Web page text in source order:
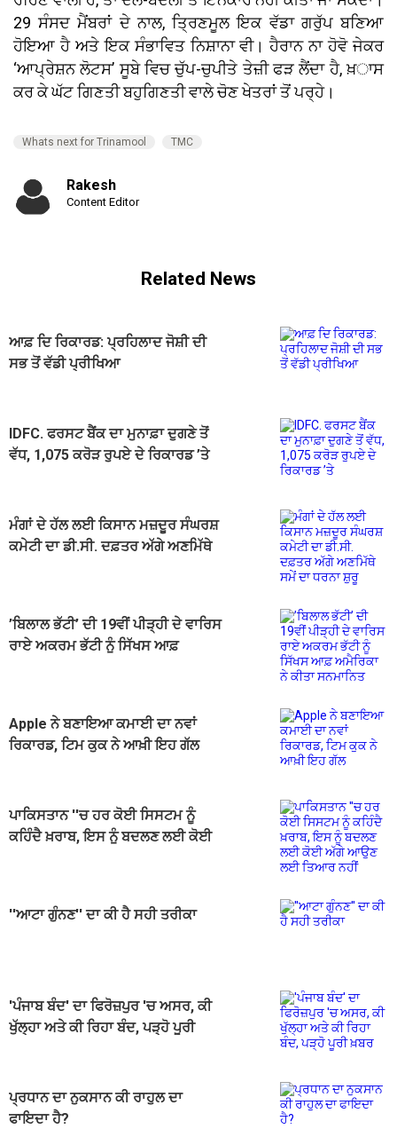
29 ਸੰਸਦ ਮੈਂਬਰਾਂ ਦੇ ਨਾਲ, ਤ੍ਰਿਣਮੂਲ ਇਕ ਵੱਡਾ ਗਰੁੱਪ ਬਣਿਆ
ਹੋਇਆ ਹੈ ਅਤੇ ਇਕ ਸੰਭਾਵਿਤ ਨਿਸ਼ਾਨਾ ਵੀ। ਹੈਰਾਨ ਨਾ ਹੋਵੋ ਜੇਕਰ
‘ਆਪ੍ਰੇਸ਼ਨ ਲੋਟਸ’ ਸੂਬੇ ਵਿਚ ਚੁੱਪ-ਚੁਪੀਤੇ ਤੇਜ਼ੀ ਫੜ ਲੈਂਦਾ ਹੈ, ਖ਼ਾਸ
ਕਰ ਕੇ ਘੱਟ ਗਿਣਤੀ ਬਹੁਗਿਣਤੀ ਵਾਲੇ ਚੋਣ ਖੇਤਰਾਂ ਤੋਂ ਪਰ੍ਹੇ।
Whats next for Trinamool TMC
Rakesh
Content Editor
Related News
ਆਫ਼ ਦਿ ਰਿਕਾਰਡ: ਪ੍ਰਹਿਲਾਦ ਜੋਸ਼ੀ ਦੀ
ਸਭ ਤੋਂ ਵੱਡੀ ਪ੍ਰੀਖਿਆ
IDFC. ਫਰਸਟ ਬੈਂਕ ਦਾ ਮੁਨਾਫ਼ਾ ਦੁਗਣੇ ਤੋਂ
ਵੱਧ, 1,075 ਕਰੋੜ ਰੁਪਏ ਦੇ ਰਿਕਾਰਡ ’ਤੇ
ਮੰਗਾਂ ਦੇ ਹੱਲ ਲਈ ਕਿਸਾਨ ਮਜ਼ਦੂਰ ਸੰਘਰਸ਼
ਕਮੇਟੀ ਦਾ ਡੀ.ਸੀ. ਦਫ਼ਤਰ ਅੱਗੇ ਅਣਮਿੱਥੇ
’ਬਿਲਾਲ ਭੱਟੀ’ ਦੀ 19ਵੀਂ ਪੀੜ੍ਹੀ ਦੇ ਵਾਰਿਸ
ਰਾਏ ਅਕਰਮ ਭੱਟੀ ਨੂੰ ਸਿੱਖਸ ਆਫ਼
Apple ਨੇ ਬਣਾਇਆ ਕਮਾਈ ਦਾ ਨਵਾਂ
ਰਿਕਾਰਡ, ਟਿਮ ਕੁਕ ਨੇ ਆਖ਼ੀ ਇਹ ਗੱਲ
ਪਾਕਿਸਤਾਨ ''ਚ ਹਰ ਕੋਈ ਸਿਸਟਮ ਨੂੰ
ਕਹਿੰਦੈ ਖ਼ਰਾਬ, ਇਸ ਨੂੰ ਬਦਲਣ ਲਈ ਕੋਈ
''ਆਟਾ ਗੁੰਨਣ'' ਦਾ ਕੀ ਹੈ ਸਹੀ ਤਰੀਕਾ
'ਪੰਜਾਬ ਬੰਦ' ਦਾ ਫਿਰੋਜ਼ਪੁਰ 'ਚ ਅਸਰ, ਕੀ
ਖੁੱਲ੍ਹਾ ਅਤੇ ਕੀ ਰਿਹਾ ਬੰਦ, ਪੜ੍ਹੋ ਪੂਰੀ
ਪ੍ਰਧਾਨ ਦਾ ਨੁਕਸਾਨ ਕੀ ਰਾਹੁਲ ਦਾ
ਫਾਇਦਾ ਹੈ?